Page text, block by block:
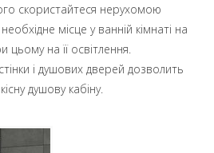
скористайтеся нерухомою
місце у ванній кімнаті на
на її освітлення.
і душових дверей дозволить
душову кабіну.